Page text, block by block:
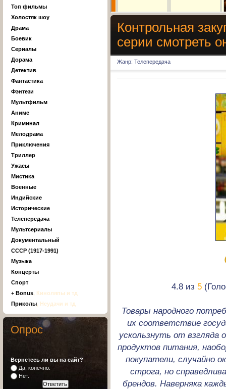
Контрольная
серии смотреть
Жанр: Телепередача
4.8 из 5
Товары народного
их соответствие
ускользнуть от взгляда
продуктов питания,
покупатели, случайно
строга, но
брендов. Наверняка
Топ фильмы
Холостяк шоу
Драма
Боевик
Сериалы
Дорама
Детектив
Фантастика
Фэнтези
Мультфильм
Аниме
Криминал
Мелодрама
Приключения
Триллер
Ужасы
Мистика
Военные
Индийские
Исторические
Телепередача
Мультсериалы
Документальный
СССР (1917-1991)
Музыка
Концерты
Спорт
+ Bonus, Киноляпы и тд
Приколы, Неудачи и тд
Опрос
Вернетесь ли вы на сайт?
Да, конечно.
Нет.